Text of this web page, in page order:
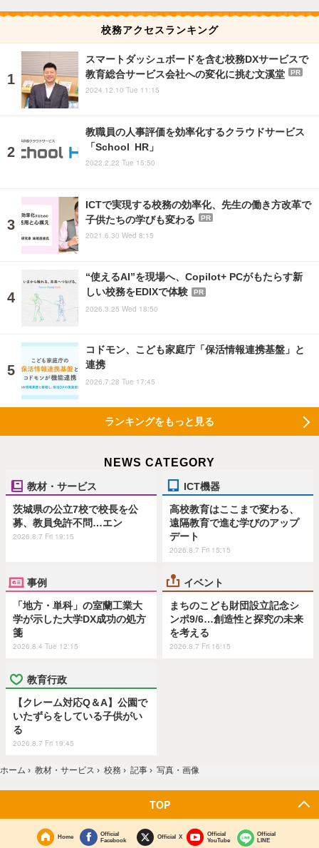
校務アクセスランキング
スマートダッシュボードを含む校務DXサービスで
教育総合サービス会社への変化に挑む文溪堂
PR
2024.12.10 Tue 11:15
教職員の人事評価を効率化するクラウドサービス
「School HR」
2022.2.22 Tue 15:50
ICTで実現する校務の効率化、先生の働き方改革で
子供たちの学びも変わる
PR
2021.6.30 Wed 8:15
“使えるAI”を現場へ、Copilot+ PCがもたらす新
しい校務をEDIXで体験
PR
2026.3.25 Wed 18:50
コドモン、こども家庭庁「保活情報連携基盤」と
連携
2026.7.28 Tue 17:45
ランキングをもっと見る
NEWS CATEGORY
教材・サービス
茨城県の公立7校で校長を公
募、教員免許不問…エン
2026.8.7 Fri 19:15
ICT機器
高校教育はここまで変わる、
遠隔教育で進む学びのアップ
デート
2026.8.7 Fri 15:15
事例
「地方・単科」の室蘭工業大
学が示した大学DX成功の処方
箋
2026.8.4 Tue 12:15
イベント
まちのこども財団設立記念シ
ンポ9/6…創造性と探究の未来
を考える
2026.8.7 Fri 16:15
教育行政
【クレーム対応Q＆A】公園で
いたずらをしている子供がい
る
2026.8.7 Fri 19:45
ホーム › 教材・サービス › 校務 › 記事 › 写真・画像
TOP
Home
Official
Facebook
Official X
Official
YouTube
Official
LINE